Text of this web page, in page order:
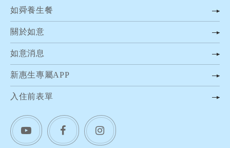
如舜養生餐
關於如意
如意消息
新惠生專屬APP
入住前表單